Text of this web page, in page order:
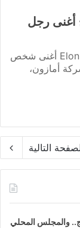
أغنى رجل
حيروت – متابعات أصبح (إيلون ماسك) Elon Musk أغنى شخص
أمازون،
التالية
والمجلس المحلي